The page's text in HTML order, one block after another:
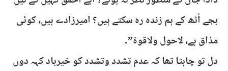
بجے اُٹھ کے ہم زندہ رہ سکتے ہیں؟ امیرزادے ہیں، کوئی
مذاق ہے، لاحول ولاقوة”۔
دل تو چاہتا تھا کہ عدم تشدد وتشدد کو خیرباد کہہ دوں